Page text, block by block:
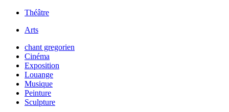
Théâtre
Arts
chant gregorien
Cinéma
Exposition
Louange
Musique
Peinture
Sculpture